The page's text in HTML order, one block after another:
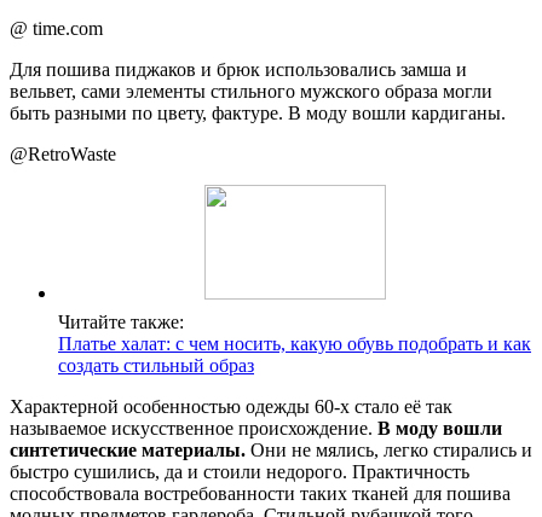
@ time.com
Для пошива пиджаков и брюк использовались замша и
вельвет, сами элементы стильного мужского образа могли
быть разными по цвету, фактуре. В моду вошли кардиганы.
@RetroWaste
Читайте также:
Платье халат: с чем носить, какую обувь подобрать и как
создать стильный образ
Характерной особенностью одежды 60-х стало её так
называемое искусственное происхождение. В моду вошли
синтетические материалы. Они не мялись, легко стирались и
быстро сушились, да и стоили недорого. Практичность
способствовала востребованности таких тканей для пошива